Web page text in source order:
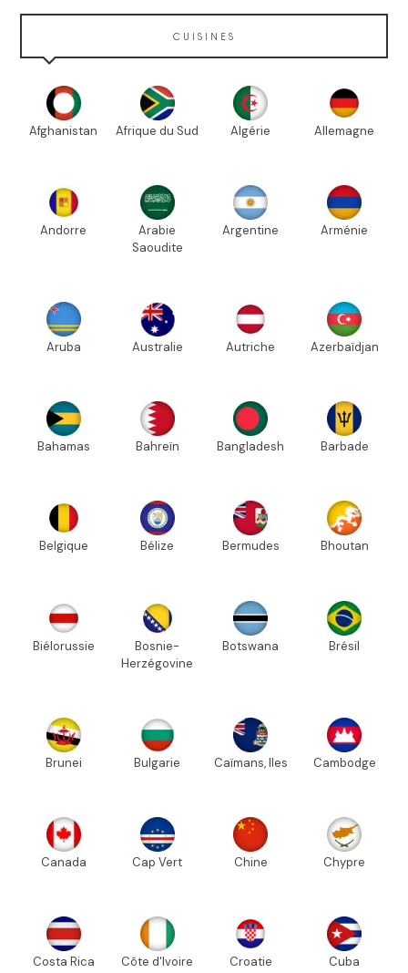
CUISINES
Afghanistan Afrique du Sud Algérie Allemagne
Andorre
Arabie
Saoudite
Argentine Arménie
Aruba Australie Autriche Azerbaïdjan
Bahamas Bahreïn Bangladesh Barbade
Belgique Bélize Bermudes Bhoutan
Biélorussie
Bosnie-
Herzégovine
Botswana Brésil
Brunei Bulgarie Caïmans, Iles Cambodge
Canada Cap Vert Chine Chypre
Costa Rica Côte d'Ivoire Croatie Cuba